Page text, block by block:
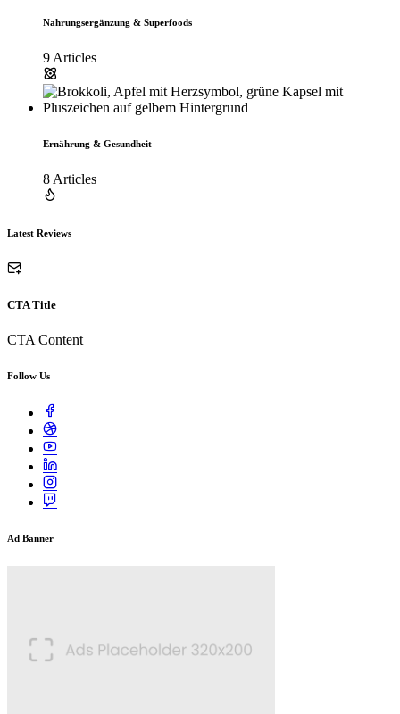
Nahrungsergänzung & Superfoods
9 Articles
Ernährung & Gesundheit
8 Articles
Latest Reviews
CTA Title
CTA Content
Follow Us
Ad Banner